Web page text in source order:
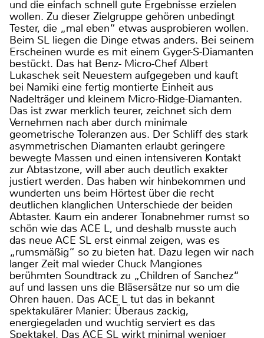
und die einfach schnell gute Ergebnisse erzielen
wollen. Zu dieser Zielgruppe gehören unbedingt
Tester, die „mal eben“ etwas ausprobieren wollen.
Beim SL liegen die Dinge etwas anders. Bei seinem
Erscheinen wurde es mit einem Gyger-S-Diamanten
bestückt. Das hat Benz- Micro-Chef Albert
Lukaschek seit Neuestem aufgegeben und kauft
bei Namiki eine fertig montierte Einheit aus
Nadelträger und kleinem Micro-Ridge-Diamanten.
Das ist zwar merklich teurer, zeichnet sich dem
Vernehmen nach aber durch minimale
geometrische Toleranzen aus. Der Schliff des stark
asymmetrischen Diamanten erlaubt geringere
bewegte Massen und einen intensiveren Kontakt
zur Abtastzone, will aber auch deutlich exakter
justiert werden. Das haben wir hinbekommen und
wunderten uns beim Hörtest über die recht
deutlichen klanglichen Unterschiede der beiden
Abtaster. Kaum ein anderer Tonabnehmer rumst so
schön wie das ACE L, und deshalb musste auch
das neue ACE SL erst einmal zeigen, was es
„rumsmäßig“ so zu bieten hat. Dazu legen wir nach
langer Zeit mal wieder Chuck Mangiones
berühmten Soundtrack zu „Children of Sanchez“
auf und lassen uns die Bläsersätze nur so um die
Ohren hauen. Das ACE L tut das in bekannt
spektakulärer Manier: Überaus zackig,
energiegeladen und wuchtig serviert es das
Spektakel. Das ACE SL wirkt minimal weniger